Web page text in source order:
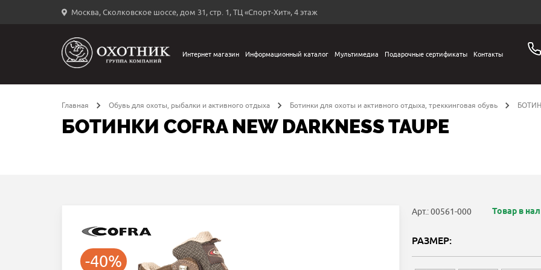
Москва, Сколковское шоссе, дом 31, стр. 1, ТЦ «Спорт-Хит», 4 этаж
←
Интернет магазин Информационный каталог Мультимедиа Подарочные сертификаты Контакты
Главная Обувь для охоты, рыбалки и активного отдыха Ботинки для охоты и активного отдыха, треккинговая обувь
БОТИНКИ COFRA NEW DARKNESS TAUPE
-40%
Арт.: 00561-000 Товар в
РАЗМЕР: